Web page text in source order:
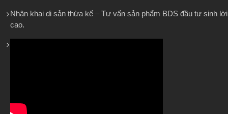
Nhận khai di sản thừa kế – Tư vấn sản phẩm BDS đầu tư sinh lời
cao.